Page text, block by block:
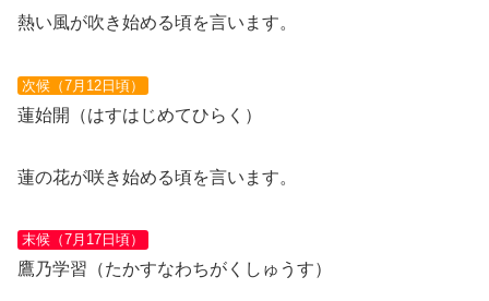
熱い風が吹き始める頃を言います。
次候（7月12日頃）
蓮始開（はすはじめてひらく）
蓮の花が咲き始める頃を言います。
末候（7月17日頃）
鷹乃学習（たかすなわちがくしゅうす）